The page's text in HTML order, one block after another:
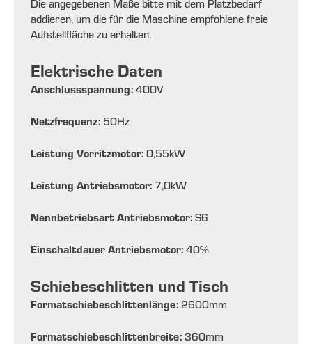
Die angegebenen Maße bitte mit dem Platzbedarf
addieren, um die für die Maschine empfohlene freie
Aufstellfläche zu erhalten.
Elektrische Daten
Anschlussspannung: 400V
Netzfrequenz: 50Hz
Leistung Vorritzmotor: 0,55kW
Leistung Antriebsmotor: 7,0kW
Nennbetriebsart Antriebsmotor: S6
Einschaltdauer Antriebsmotor: 40%
Schiebeschlitten und Tisch
Formatschiebeschlittenlänge: 2600mm
Formatschiebeschlittenbreite: 360mm